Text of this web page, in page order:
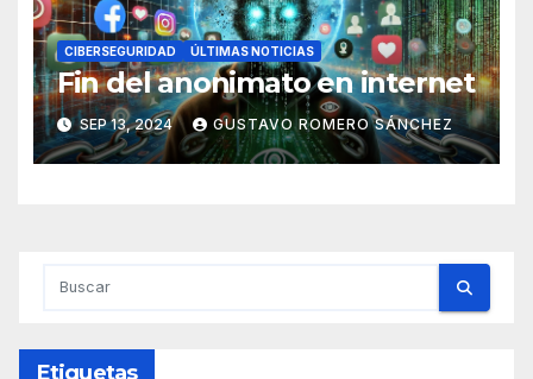
CIBERSEGURIDAD ÚLTIMAS NOTICIAS
Fin del anonimato en internet
SEP 13, 2024 GUSTAVO ROMERO SÁNCHEZ
Etiquetas